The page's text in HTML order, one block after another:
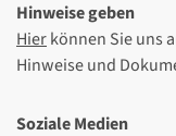
Hinweise geben
Hierkönnen Sie uns
Hinweise und
Soziale Medien